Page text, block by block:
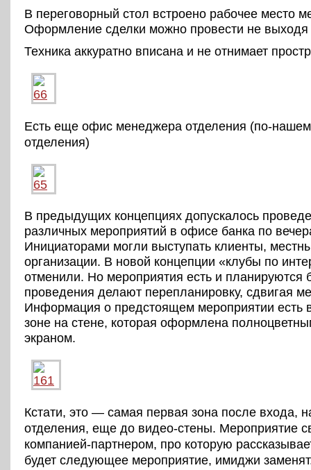
В переговорный стол встроено рабочее место
Оформление сделки можно провести не выходя
Техника аккуратно вписана и не отнимает
Есть еще офис менеджера отделения (по-
отделения)
В предыдущих концепциях допускалось
различных мероприятий в офисе банка по
Инициаторами могли выступать клиенты,
организации. В новой концепции «клубы по
отменили. Но мероприятия есть и планируются
проведения делают перепланировку, сдвигая
Информация о предстоящем мероприятии есть
зоне на стене, которая оформлена
экраном.
Кстати, это — самая первая зона после входа,
отделения, еще до видео-стены. Мероприятие
компанией-партнером, про которую
будет следующее мероприятие, имиджи